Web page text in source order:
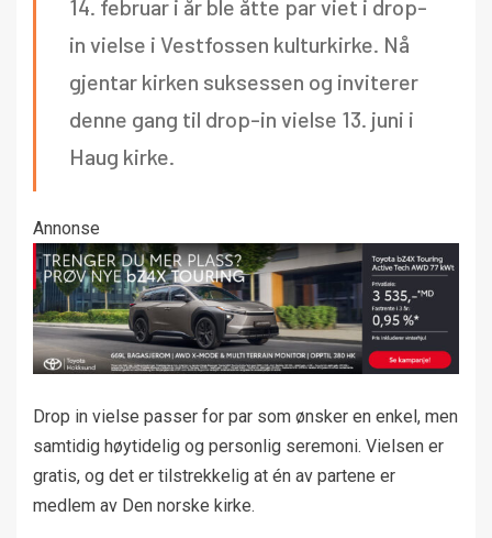
14. februar i år ble åtte par viet i drop-
in vielse i Vestfossen kulturkirke. Nå
gjentar kirken suksessen og inviterer
denne gang til drop-in vielse 13. juni i
Haug kirke.
Annonse
Drop in vielse passer for par som ønsker en enkel, men
samtidig høytidelig og personlig seremoni. Vielsen er
gratis, og det er tilstrekkelig at én av partene er
medlem av Den norske kirke.